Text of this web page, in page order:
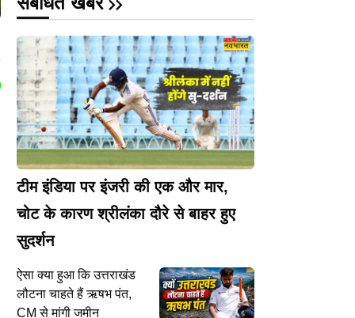
टीम इंडिया पर इंजरी की एक और मार,
चोट के कारण श्रीलंका दौरे से बाहर हुए
सुदर्शन
ऐसा क्या हुआ कि उत्तराखंड
लौटना चाहते हैं ऋषभ पंत,
CM से मांगी जमीन